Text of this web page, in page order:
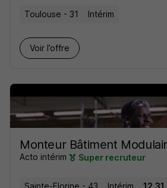
Toulouse - 31 Intérim
Voir l’offre
Monteur Bâtiment
Acto intérim Super recruteur